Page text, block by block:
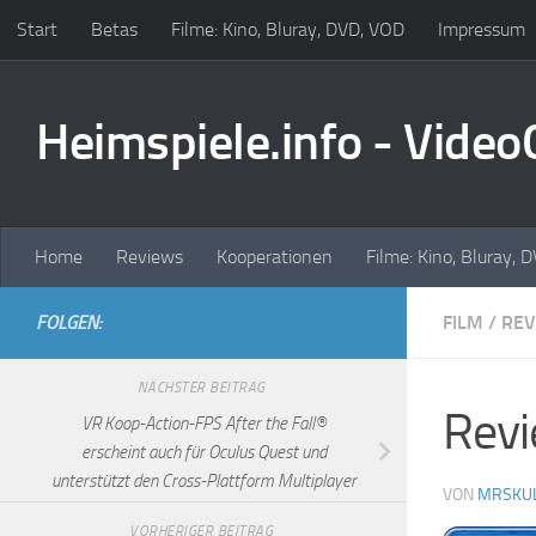
Zum Inhalt springen
Start Betas Filme: Kino, Bluray, DVD, VOD Impressum
Heimspiele.info -
Home Reviews Kooperationen Filme: Kino, Bluray,
FILM /
VON
FOLGEN:
NÄCHSTER BEITRAG
VR Koop-Action-FPS After the Fall®
erscheint auch für Oculus Quest und
unterstützt den Cross-Plattform Multiplayer
VORHERIGER BEITRAG